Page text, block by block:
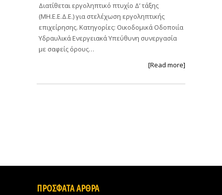
Διατίθεται εργοληπτικό πτυχίο Δ’ τάξης
(ΜΗ.Ε.Ε.Δ.Ε.) για στελέχωση εργοληπτικής
επιχείρησης. Κατηγορίες: Οικοδομικά Οδοποιία
Υδραυλικά Ενεργειακά Υπεύθυνη συνεργασία
με σαφείς όρους…
[Read more]
ΠΡΟΣΦΑΤΑ ΑΡΘΡΑ